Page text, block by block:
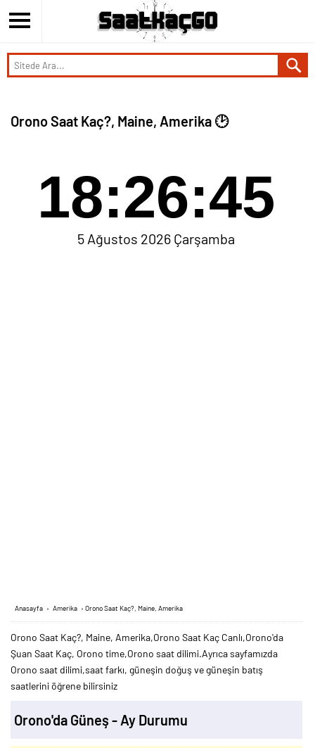
Orono Saat Kaç?, Maine, Amerika 🕑
18:26:45
5 Ağustos 2026 Çarşamba
Anasayfa › Amerika › Orono Saat Kaç?, Maine, Amerika
Orono Saat Kaç?, Maine, Amerika,Orono Saat Kaç Canlı,Orono'da
Şuan Saat Kaç, Orono time,Orono saat dilimi.Ayrıca sayfamızda
Orono saat dilimi,saat farkı, güneşin doğuş ve güneşin batış
saatlerini öğrene bilirsiniz
Orono'da Güneş - Ay Durumu